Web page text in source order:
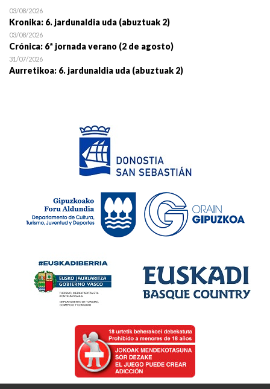
03/08/2026
Kronika: 6. jardunaldia uda (abuztuak 2)
03/08/2026
Crónica: 6ª jornada verano (2 de agosto)
31/07/2026
Aurretikoa: 6. jardunaldia uda (abuztuak 2)